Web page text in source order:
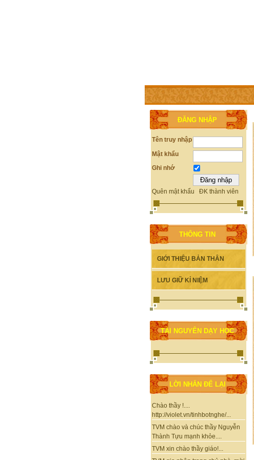
TRANG CHỦ THÀNH VIÊN
ĐĂNG NHẬP
Tên truy nhập
Mật khẩu
Ghi nhớ
Quên mật khẩu ĐK thành viên
THÔNG TIN
GIỚI THIỆU BẢN THÂN
LƯU GIỮ KỈ NIỆM
TÀI NGUYÊN DẠY HỌC
LỜI NHẮN ĐỂ LẠI
Chào thầy !....
http://violet.vn/tinhbotnghe/...
TVM chào và chúc thầy Nguyễn
Thành Tựu mạnh khỏe....
TVM xin chào thầy giáo!...